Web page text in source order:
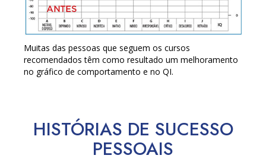
Muitas das pessoas que seguem os cursos
recomendados têm como resultado um melhoramento
no gráfico de comportamento e no QI.
HISTÓRIAS DE SUCESSO
PESSOAIS